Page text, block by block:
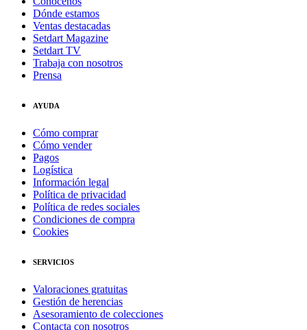
Dónde estamos
Ventas destacadas
Setdart Magazine
Setdart TV
Trabaja con nosotros
Prensa
AYUDA
Cómo comprar
Cómo vender
Pagos
Logística
Información legal
Política de privacidad
Política de redes sociales
Condiciones de compra
Cookies
SERVICIOS
Valoraciones gratuitas
Gestión de herencias
Asesoramiento de colecciones
Contacta con nosotros